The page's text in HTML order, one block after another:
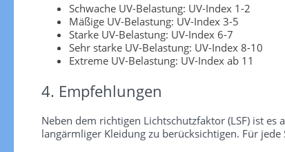
Schwache UV-Belastung: UV-Index 1-2
Mäßige UV-Belastung: UV-Index 3-5
Starke UV-Belastung: UV-Index 6-7
Sehr starke UV-Belastung: UV-Index 8-10
Extreme UV-Belastung: UV-Index ab 11
4. Empfehlungen
Neben dem richtigen Lichtschutzfaktor (LSF) ist
langärmliger Kleidung zu berücksichtigen. Für